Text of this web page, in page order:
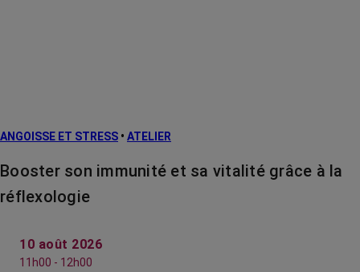
ANGOISSE ET STRESS • ATELIER
Booster son immunité et sa vitalité grâce à la
réflexologie
10 août 2026
11h00 - 12h00